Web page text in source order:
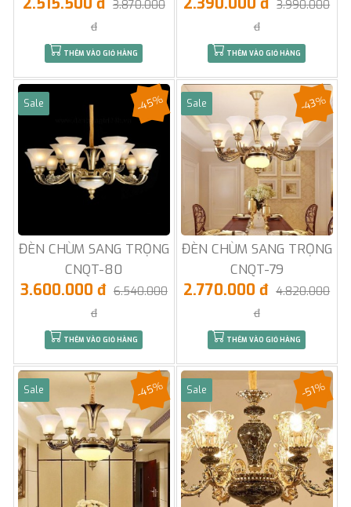
3.870.000
đ
THÊM VÀO GIỎ HÀNG
3.990.000
đ
THÊM VÀO GIỎ HÀNG
Sale
ĐÈN CHÙM SANG TRỌNG
CNQT-80
-45%
3.600.000 đ 6.540.000
đ
THÊM VÀO GIỎ HÀNG
Sale
ĐÈN CHÙM SANG TRỌNG
CNQT-79
-43%
2.770.000 đ 4.820.000
đ
THÊM VÀO GIỎ HÀNG
Sale -45% Sale -51%